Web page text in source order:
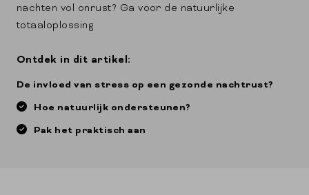
nachten vol onrust? Ga voor de natuurlijke
totaaloplossing
Ontdek in dit artikel:
De invloed van stress op een gezonde nachtrust?
Hoe natuurlijk ondersteunen?
Pak het praktisch aan